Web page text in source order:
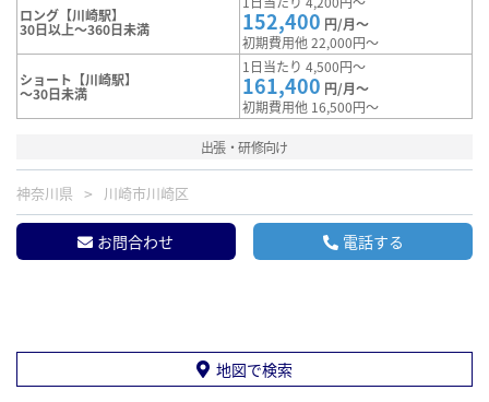
ロング【川崎駅】
30日以上～360日未満 152,400 円/月～
初期費用他 22,000円～
ショート【川崎駅】
～30日未満
1日当たり 4,500円～
161,400 円/月～
初期費用他 16,500円～
出張・研修向け
神奈川県 川崎市川崎区
お問合わせ 電話する
地図で検索